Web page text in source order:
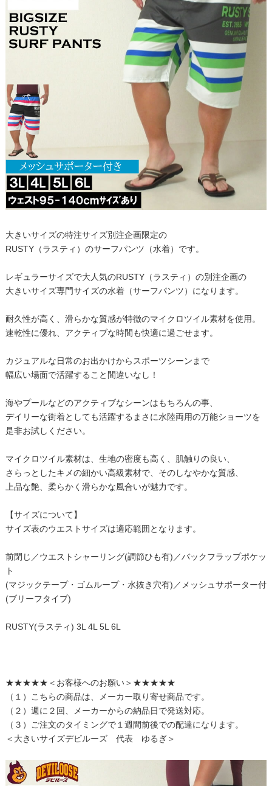
大きいサイズの特注サイズ別注企画限定の
RUSTY（ラスティ）のサーフパンツ（水着）です。
レギュラーサイズで大人気のRUSTY（ラスティ）の別注企画の
大きいサイズ専門サイズの水着（サーフパンツ）になります。
耐久性が高く、滑らかな質感が特徴のマイクロツイル素材を使用。
速乾性に優れ、アクティブな時間も快適に過ごせます。
カジュアルな日常のお出かけからスポーツシーンまで
幅広い場面で活躍すること間違いなし！
海やプールなどのアクティブなシーンはもちろんの事、
デイリーな街着としても活躍するまさに水陸両用の万能ショーツを
是非お試しください。
マイクロツイル素材は、生地の密度も高く、肌触りの良い、
さらっとしたキメの細かい高級素材で、そのしなやかな質感、
上品な艶、柔らかく滑らかな風合いが魅力です。
【サイズについて】
サイズ表のウエストサイズは適応範囲となります。
前閉じ／ウエストシャーリング(調節ひも有)／バックフラップポケッ
ト
(マジックテープ・ゴムループ・水抜き穴有)／メッシュサポーター付
(ブリーフタイプ)
RUSTY(ラスティ) 3L 4L 5L 6L
★★★★★＜お客様へのお願い＞★★★★★
（１）こちらの商品は、メーカー取り寄せ商品です。
（２）週に２回、メーカーからの納品日で発送対応。
（３）ご注文のタイミングで１週間前後での配達になります。
＜大きいサイズデビルーズ 代表 ゆるぎ＞